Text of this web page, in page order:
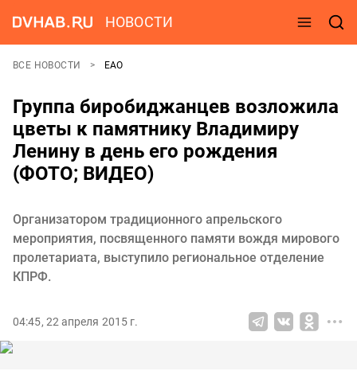
НОВОСТИ
ВСЕ НОВОСТИ ЕАО
Группа биробиджанцев возложила
цветы к памятнику Владимиру
Ленину в день его рождения
(ФОТО; ВИДЕО)
Организатором традиционного апрельского
мероприятия, посвященного памяти вождя мирового
пролетариата, выступило региональное отделение
КПРФ.
04:45, 22 апреля 2015 г.